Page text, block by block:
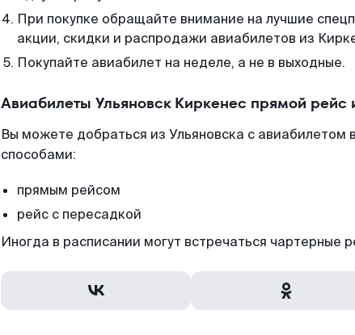
При покупке обращайте внимание на лучшие
акции, скидки и распродажи авиабилетов из
Покупайте авиабилет на неделе, а не в выходные.
Авиабилеты Ульяновск Киркенес прямой
Вы можете добраться из Ульяновска с авиабилетом
способами:
прямым рейсом
рейс с пересадкой
Иногда в расписании могут встречаться чартерные